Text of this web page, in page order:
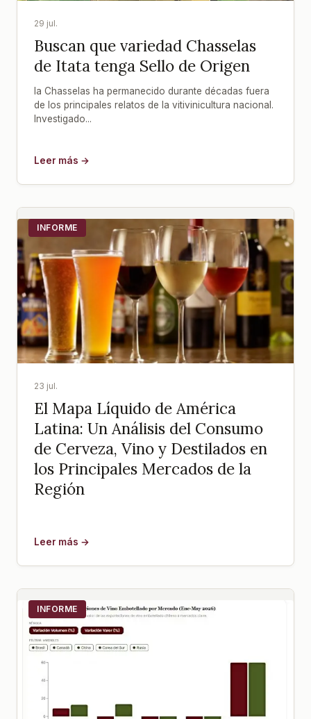
29 jul.
Buscan que variedad Chasselas
de Itata tenga Sello de Origen
la Chasselas ha permanecido durante décadas fuera
de los principales relatos de la vitivinicultura nacional.
Investigado...
Leer más →
INFORME
23 jul.
El Mapa Líquido de América
Latina: Un Análisis del Consumo
de Cerveza, Vino y Destilados en
los Principales Mercados de la
Región
Leer más →
INFORME